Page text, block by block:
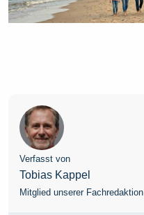
Verfasst von
Tobias Kappel
Mitglied unserer Fachredaktion